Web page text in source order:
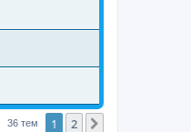
36 тем 1 2